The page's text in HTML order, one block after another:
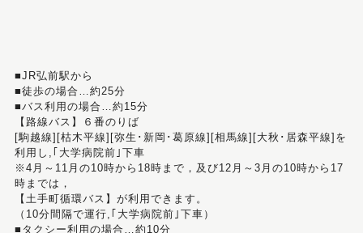
■JR弘前駅から
■徒歩の場合…約25分
■バス利用の場合…約15分
【路線バス】６番のりば
[駒越線][枯木平線][弥生･新岡･葛原線][相馬線][大秋･居森平線]を
利用し,｢大学病院前｣下車
※4月～11月の10時から18時まで，及び12月～3月の10時から17
時までは，
【土手町循環バス】が利用できます。
（10分間隔で運行,｢大学病院前｣下車）
■タクシー利用の場合…約10分